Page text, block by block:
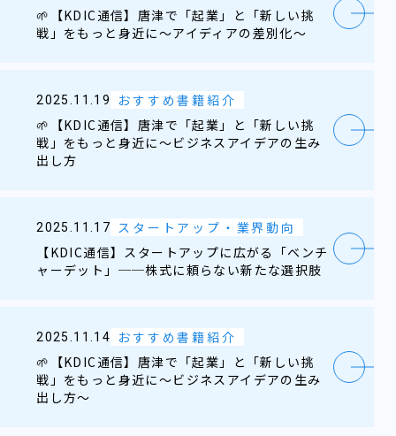
🌱【KDIC通信】唐津で「起業」と「新しい挑
戦」をもっと身近に～アイディアの差別化～
2025.11.19
おすすめ書籍紹介
🌱【KDIC通信】唐津で「起業」と「新しい挑
戦」をもっと身近に～ビジネスアイデアの生み
出し方
2025.11.17
スタートアップ・業界動向
【KDIC通信】スタートアップに広がる「ベンチ
ャーデット」──株式に頼らない新たな選択肢
2025.11.14
おすすめ書籍紹介
🌱【KDIC通信】唐津で「起業」と「新しい挑
戦」をもっと身近に～ビジネスアイデアの生み
出し方～